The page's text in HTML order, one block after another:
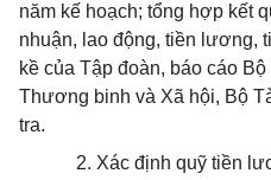
năm kế hoạch; tổng hợp kết
nhuận, lao động, tiền lương,
kề của Tập đoàn, báo cáo
Thương binh và Xã hội, Bộ
tra.
2. Xác định quỹ tiền